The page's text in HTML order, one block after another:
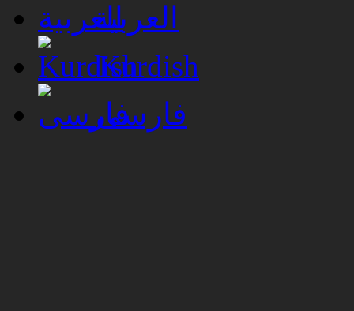
العربية
Kurdish
فارسی